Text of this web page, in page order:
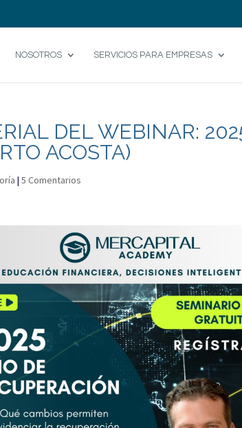
NOSOTROS SERVICIOS PARA EMPRESAS
DEL WEBINAR:
ACOSTA)
|5 Comentarios